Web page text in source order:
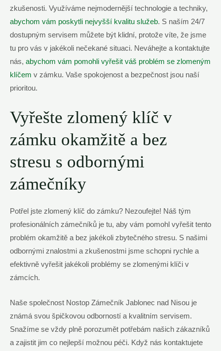
zkušenosti. Využíváme nejmodernější technologie a techniky,
abychom vám poskytli nejvyšší kvalitu služeb. S naším 24/7
dostupným servisem můžete být klidní, protože víte, že jsme
tu pro vás v jakékoli nečekané situaci. Neváhejte a kontaktujte
nás, abychom vám pomohli vyřešit váš problém se zlomeným
klíčem v zámku. Vaše spokojenost a bezpečnost jsou naší
prioritou.
Vyřešte zlomený klíč v
zámku okamžitě a bez
stresu s odbornými
zámečníky
Potřel jste zlomený klíč do zámku? Nezoufejte! Náš tým
profesionálních zámečníků je tu, aby vám pomohl vyřešit tento
problém okamžitě a bez jakékoli zbytečného stresu. S našimi
odbornými znalostmi a zkušenostmi jsme schopni rychle a
efektivně vyřešit jakékoli problémy se zlomenými klíči v
zámcích.
Naše společnost Nostop Zámečník Jablonec nad Nisou je
známá svou špičkovou odborností a kvalitním servisem.
Snažíme se vždy plně porozumět potřebám našich zákazníků
a zajistit jim co nejlepší možnou péči. Když nás kontaktujete